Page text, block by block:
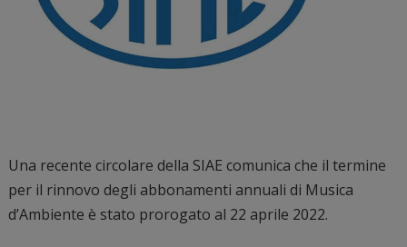
Una recente circolare della SIAE comunica che il termine
per il rinnovo degli abbonamenti annuali di Musica
d’Ambiente è stato prorogato al 22 aprile 2022.